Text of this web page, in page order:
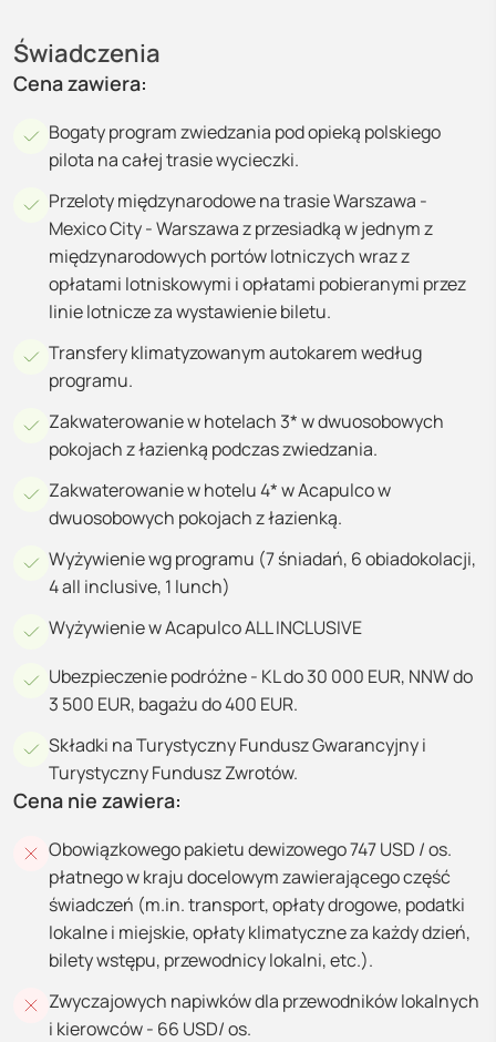
Świadczenia
Cena zawiera:
Bogaty program zwiedzania pod opieką polskiego
pilota na całej trasie wycieczki.
Przeloty międzynarodowe na trasie Warszawa -
Mexico City - Warszawa z przesiadką w jednym z
międzynarodowych portów lotniczych wraz z
opłatami lotniskowymi i opłatami pobieranymi przez
linie lotnicze za wystawienie biletu.
Transfery klimatyzowanym autokarem według
programu.
Zakwaterowanie w hotelach 3* w dwuosobowych
pokojach z łazienką podczas zwiedzania.
Zakwaterowanie w hotelu 4* w Acapulco w
dwuosobowych pokojach z łazienką.
Wyżywienie wg programu (7 śniadań, 6 obiadokolacji,
4 all inclusive, 1 lunch)
Wyżywienie w Acapulco ALL INCLUSIVE
Ubezpieczenie podróżne - KL do 30 000 EUR, NNW do
3 500 EUR, bagażu do 400 EUR.
Składki na Turystyczny Fundusz Gwarancyjny i
Turystyczny Fundusz Zwrotów.
Cena nie zawiera:
Obowiązkowego pakietu dewizowego 747 USD / os.
płatnego w kraju docelowym zawierającego część
świadczeń (m.in. transport, opłaty drogowe, podatki
lokalne i miejskie, opłaty klimatyczne za każdy dzień,
bilety wstępu, przewodnicy lokalni, etc.).
Zwyczajowych napiwków dla przewodników lokalnych
i kierowców - 66 USD/ os.